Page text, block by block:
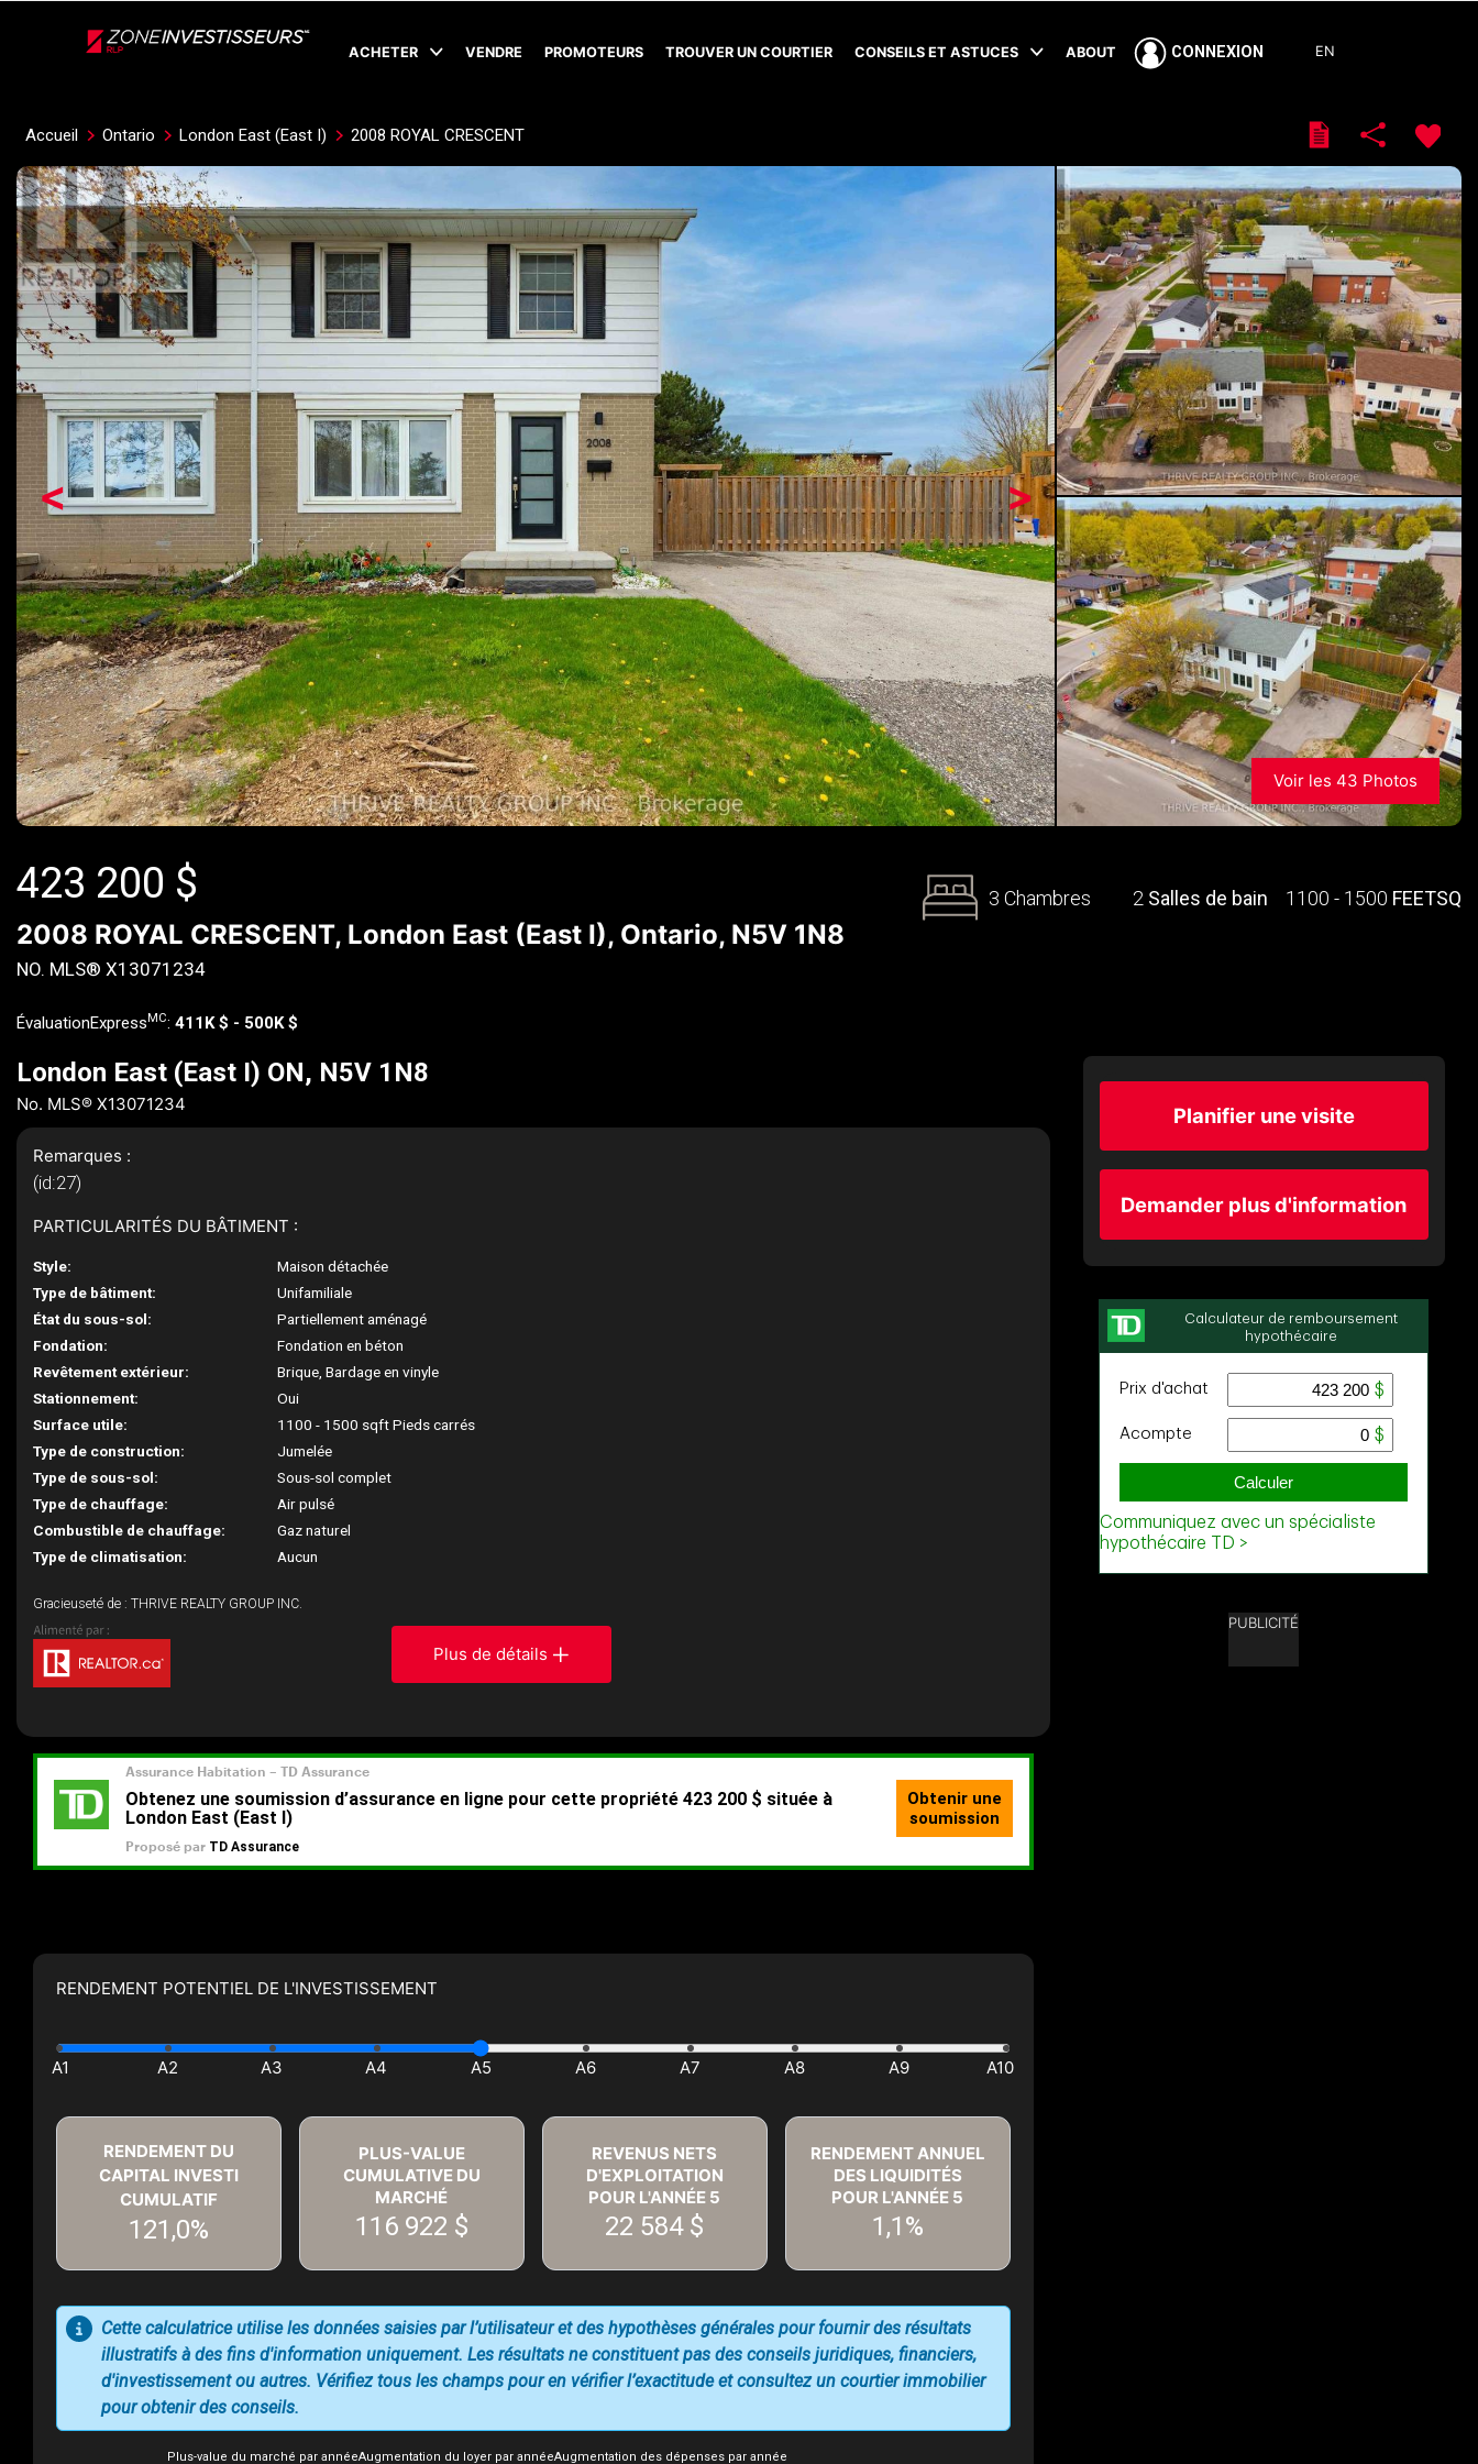
ACHETER VENDRE PROMOTEURS TROUVER UN COURTIER CONSEILS ET ASTUCES ABOUT CONNEXION EN
Accueil Ontario London East (East I) 2008 ROYAL CRESCENT
>
<
Voir les 43 Photos
423 200 $
2008 ROYAL CRESCENT, London East (East I), Ontario, N5V 1N8
NO. MLS® X13071234
3 Chambres 2 Salles de bain 1100 - 1500 FEETSQ
ÉvaluationExpress MC: 411K $ - 500K $
London East (East I) ON, N5V 1N8
No. MLS® X13071234
Remarques :
(id:27)
PARTICULARITÉS DU BÂTIMENT :
Style:
Maison détachée
Type de bâtiment:
Unifamiliale
État du sous-sol:
Partiellement aménagé
Fondation:
Fondation en béton
Revêtement extérieur:
Brique, Bardage en vinyle
Stationnement:
Oui
Surface utile:
1100 - 1500 sqft Pieds carrés
Type de construction:
Jumelée
Type de sous-sol:
Sous-sol complet
Type de chauffage:
Air pulsé
Combustible de chauffage:
Gaz naturel
Type de climatisation:
Aucun
Gracieuseté de : THRIVE REALTY GROUP INC.
Plus de détails
RENDEMENT POTENTIEL DE L'INVESTISSEMENT
RENDEMENT DU
CAPITAL INVESTI
CUMULATIF
121,0%
PLUS-VALUE
CUMULATIVE DU
MARCHÉ
116 922 $
REVENUS NETS
D'EXPLOITATION
POUR L'ANNÉE 5
22 584 $
RENDEMENT ANNUEL
DES LIQUIDITÉS
POUR L'ANNÉE 5
1,1%
Plus-value du marché par annéeAugmentation du loyer par annéeAugmentation des dépenses par année
Cette calculatrice utilise les données saisies par l’utilisateur et des hypothèses générales pour fournir des résultats
illustratifs à des fins d'information uniquement. Les résultats ne constituent pas des conseils juridiques, financiers,
d'investissement ou autres. Vérifiez tous les champs pour en vérifier l’exactitude et consultez un courtier immobilier
pour obtenir des conseils.
Planifier une visite
Demander plus d'information
PUBLICITÉ